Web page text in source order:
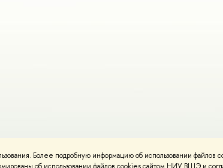
Более подробную информацию об использовании файлов
Карта сайта